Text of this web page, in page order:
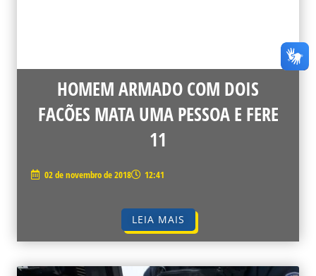
HOMEM ARMADO COM DOIS
FACÕES MATA UMA PESSOA E FERE
11
02 de novembro de 2018 12:41
LEIA MAIS